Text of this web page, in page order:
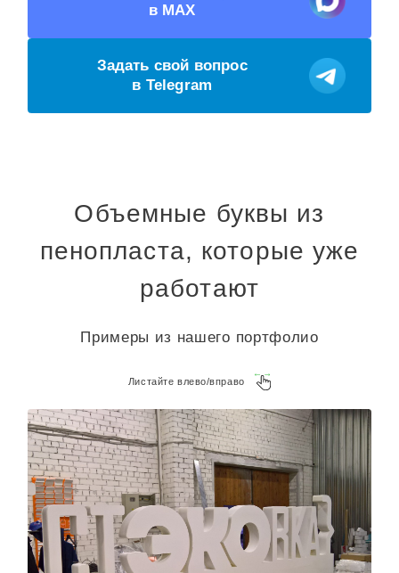
в MAX
Задать свой вопрос
в Telegram
Объемные буквы из
пенопласта, которые уже
работают
Примеры из нашего портфолио
Листайте влево/вправо